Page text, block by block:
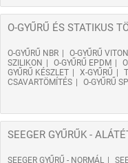
O-GYŰRŰ ÉS STATIKUS
O-GYŰRŰ NBR O-GYŰRŰ VITON
SZILIKON
O-GYŰRŰ EPDM
GYŰRŰ KÉSZLET
X-GYŰRŰ
CSAVARTÖMÍTÉS
O-GYŰRŰ
SEEGER GYŰRŰK -
SEEGER GYŰRŰ - NORMÁL